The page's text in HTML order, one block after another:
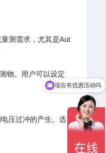
测需求，尤其是Aut
物。用户可以设定
压过冲的产生。选
可以介绍下你们的产品么
现在有优惠活动吗